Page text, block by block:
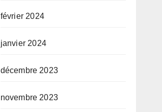
février 2024
janvier 2024
décembre 2023
novembre 2023